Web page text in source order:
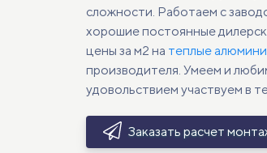
сложности. Работаем с
хорошие постоянные
цены за м2 на теплые
производителя. Умеем и
удовольствием участвуем в
Заказать расчет